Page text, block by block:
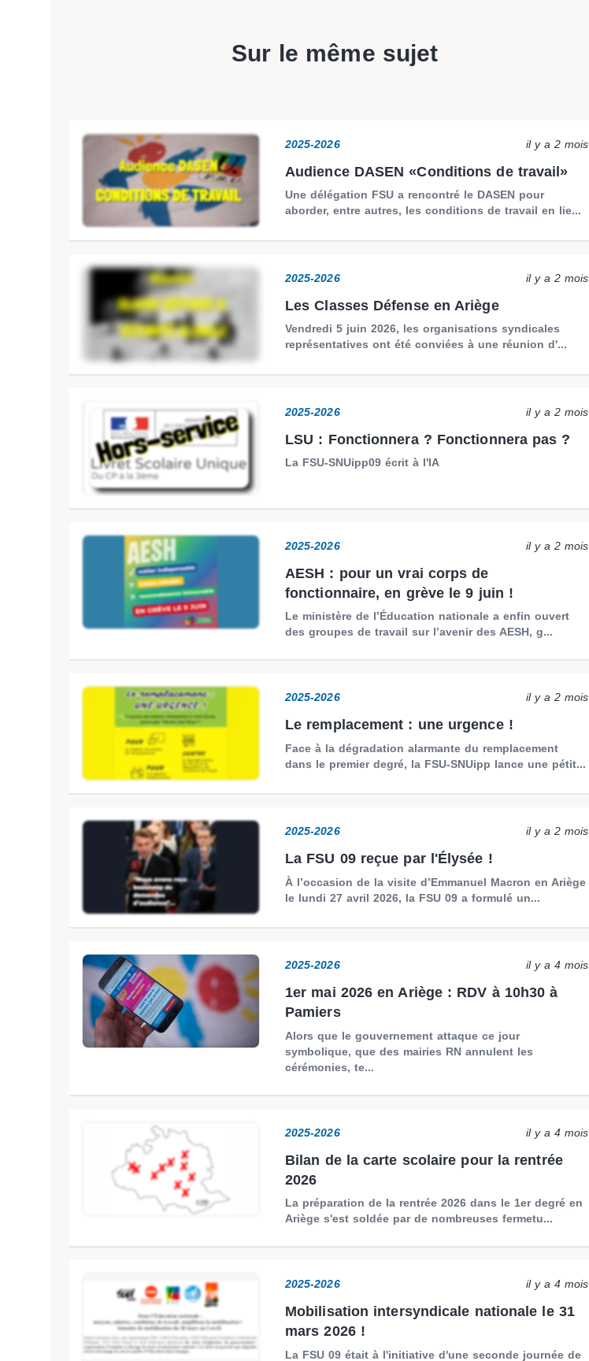
Sur le même sujet
2025-2026 il y a 2 mois
Audience DASEN «Conditions de travail»
Une délégation FSU a rencontré le DASEN pour
aborder, entre autres, les conditions de travail en lie...
2025-2026 il y a 2 mois
Les Classes Défense en Ariège
Vendredi 5 juin 2026, les organisations syndicales
représentatives ont été conviées à une réunion d'...
2025-2026 il y a 2 mois
LSU : Fonctionnera ? Fonctionnera pas ?
La FSU-SNUipp09 écrit à l'IA
2025-2026 il y a 2 mois
AESH : pour un vrai corps de
fonctionnaire, en grève le 9 juin !
Le ministère de l’Éducation nationale a enfin ouvert
des groupes de travail sur l’avenir des AESH, g...
2025-2026 il y a 2 mois
Le remplacement : une urgence !
Face à la dégradation alarmante du remplacement
dans le premier degré, la FSU-SNUipp lance une pétit...
2025-2026 il y a 2 mois
La FSU 09 reçue par l'Élysée !
À l’occasion de la visite d’Emmanuel Macron en Ariège
le lundi 27 avril 2026, la FSU 09 a formulé un...
2025-2026 il y a 4 mois
1er mai 2026 en Ariège : RDV à 10h30 à
Pamiers
Alors que le gouvernement attaque ce jour
symbolique, que des mairies RN annulent les
cérémonies, te...
2025-2026 il y a 4 mois
Bilan de la carte scolaire pour la rentrée
2026
La préparation de la rentrée 2026 dans le 1er degré en
Ariège s'est soldée par de nombreuses fermetu...
2025-2026 il y a 4 mois
Mobilisation intersyndicale nationale le 31
mars 2026 !
La FSU 09 était à l'initiative d'une seconde journée de